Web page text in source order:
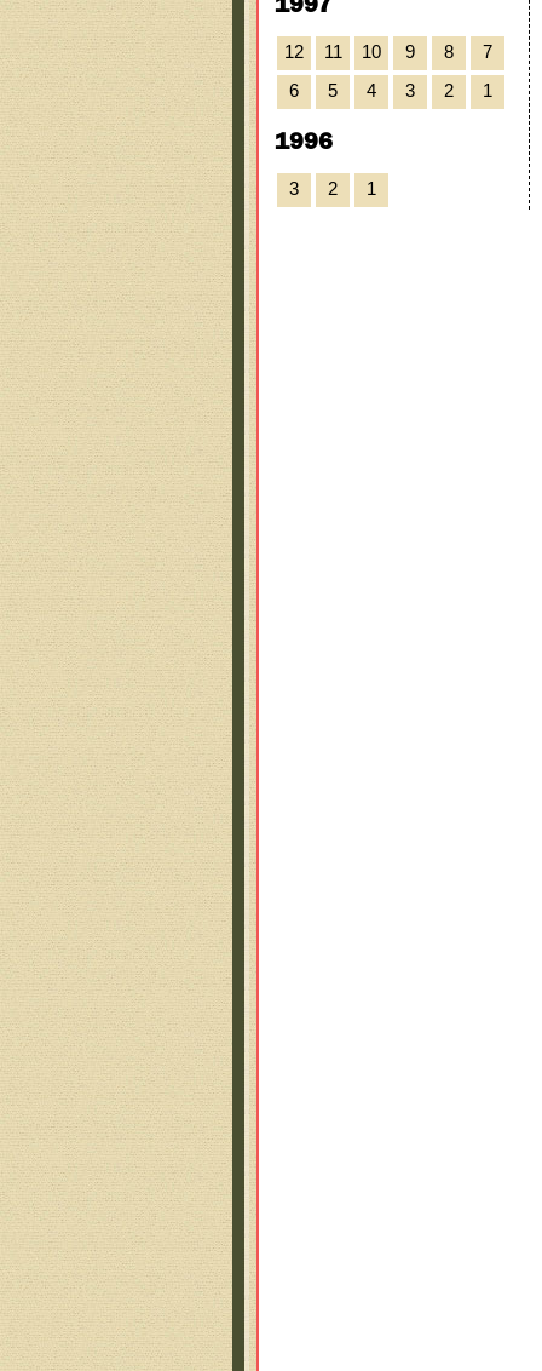
12 11 10 9 8
7
6
5 4 3 2 1
1996
3 2 1